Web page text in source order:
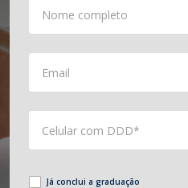
Nome completo
Email
Celular com DDD*
Já conclui a graduação